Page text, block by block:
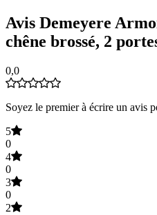
Avis Demeyere
chêne brossé, 2
0,0
Soyez le premier à écrire un avis
5
0
4
0
3
0
2